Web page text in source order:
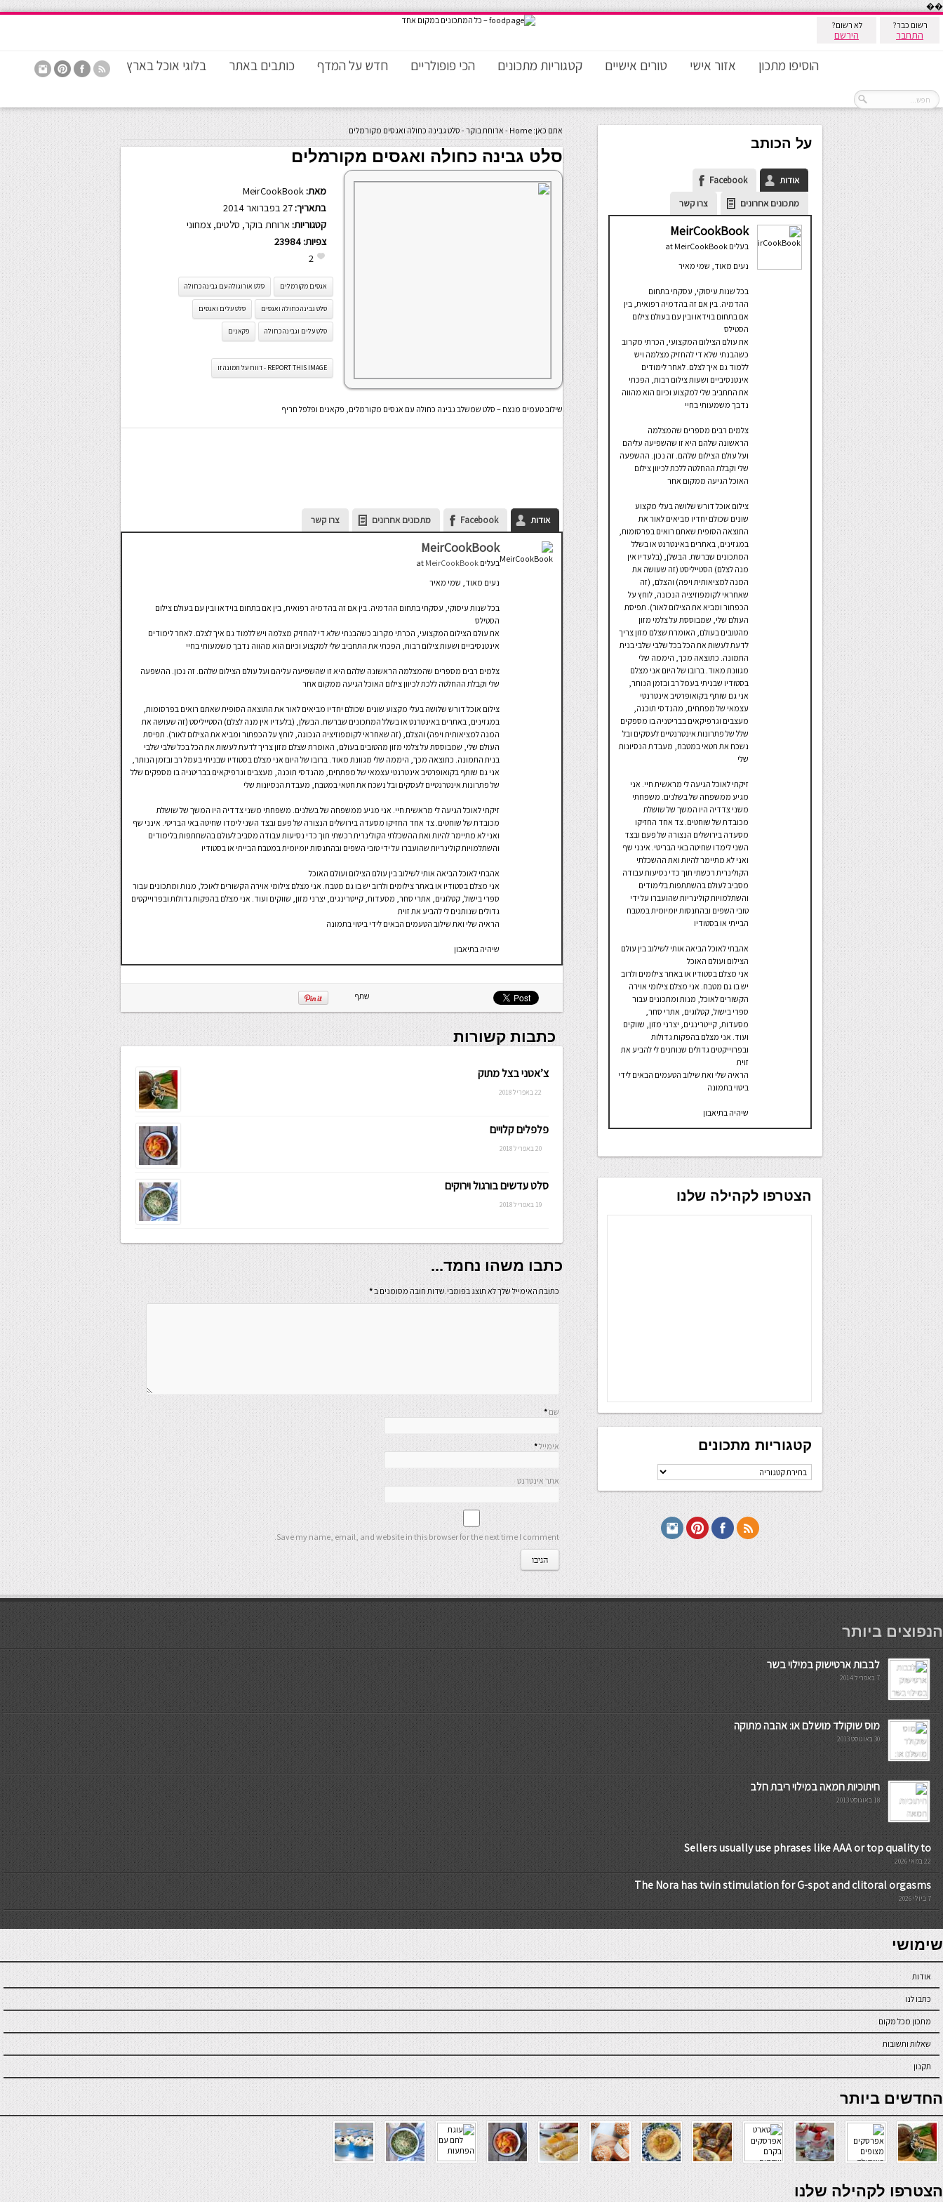
��
רשום כבר?
התחבר
לא רשום?
הירשם
הוסיפו מתכון אזור אישי טורים אישיים קטגוריות מתכונים הכי פופולריים חדש על המדף כותבים באתר בלוגי אוכל בארץ
אתם כאן: Home
-ארוחת בוקר- סלט גבינה כחולה ואגסים מקורמלים
סלט גבינה כחולה ואגסים מקורמלים
מאת: MeirCookBook
בתאריך:
קטגוריות: ארוחת בוקר, סלטים, צמחוני
צפיות: 23984
2
אגסים מקורמלים סלט אורוגולה עם גבינה כחולה
סלט גבינה כחולה ואגסים סלט עלים ואגסים
סלט עלים וגבינה כחולה פקאנים
REPORT THIS IMAGE - דווח על תמונה זו
שילוב טעמים מנצח – סלט שמשלב גבינה כחולה עם אגסים מקורמלים, פקאנים ופלפל חריף
אודות Facebook מתכונים אחרונים צרו קשר
MeirCookBook
בעלים MeirCookBook
נעים מאוד, שמי מאיר
בכל שנות עיסוקי, עסקתי בתחום ההדמיה. בין אם זה בהדמיה רפואית, בין אם בתחום בוידאו ובין עם בעולם צילום
הסטילס
את עולם הצילום המקצועי, הכרתי מקרוב כשהבנתי שלא די להחזיק מצלמה ויש ללמוד גם איך לצלם. לאחר לימודים
אינטנסיביים ושעות צילום רבות, הפכתי את התחביב שלי למקצוע וכיום הוא מהווה נדבך משמעותי בחיי
צלמים רבים מספרים שהמצלמה הראשונה שלהם היא זו שהשפיעה עליהם ועל עולם הצילום שלהם. זה נכון. ההשפעה
שלי וקבלת ההחלטה ללכת לכיוון צילום האוכל הגיעה ממקום אחר
צילום אוכל דורש שלושה בעלי מקצוע שונים שכולם יחדיו מביאים לאור את התוצאה הסופית שאתם רואים בפרסומות,
במגזינים, באתרים באינטרנט או בשלל המתכונים שברשת. הבשלן, (בלעדיו אין מנה לצלם) הסטייליסט (זה שעושה את
המנה למציאותית ויפה) והצלם, (זה שאחראי לקומפוזיציה הנכונה, לוחץ על הכפתור ומביא את הצילום לאור). תפיסת
העולם שלי, שמבוססת על צלמי מזון מהטובים בעולם, האומרת שצלם מזון צריך לדעת לעשות את הכל בכל שלבי שלבי
בנית התמונה. כתוצאה מכך, היממה שלי מגוונת מאוד. ברובו של היום אני מצלם בסטודיו שבניתי בעמל רב ובזמן הנותר,
אני גם שותף בקואופרטיב אינטרנטי עצמאי של מפתחים, מהנדסי תוכנה, מעצבים וגרפיקאים בבריטניה בו מספקים שלל
של פתרונות אינטרנטיים לעסקים ובל נשכח את חטאי במטבח, מעבדת הנסיונות שלי
זיקתי לאוכל הגיעה לי מראשית חיי. אני מגיע ממשפחה של בשלנים. משפחתי משני צדדיה היו המשך של שושלת
מכובדת של שוחטים. צד אחד החזיקו מסעדה בירושלים הנצורה של פעם ובצד השני לימדו שחיטה באי הבריטי. אינני שף
ואני לא מתיימר להיות ואת ההשכלתי הקולינרית רכשתי תוך כדי נסיעות עבודה מסביב לעולם בהשתתפות בלימודים
והשתלמויות קולינריות שהועברו על ידי טובי השפים ובהתנסות יומיומית במטבח הבייתי או בסטודיו
אהבתי לאוכל הביאה אותי לשילוב בין עולם הצילום ועולם האוכל
אני מצלם בסטודיו או באתר צילומים ולרוב יש בו גם מטבח. אני מצלם צילומי אוירה הקשורים לאוכל, מנות ומתכונים עבור
ספרי בישול, קטלוגים, אתרי סחר, מסעדות, קייטרינגים, יצרני מזון, שווקים ועוד. אני מצלם בהפקות גדולות ובפרוייקטים
גדולים שנותנים לי להביע את זוית
הראיה שלי ואת שילוב הטעמים הבאים לידי ביטוי בתמונה
שיהיה בתיאבון
שתף
כתבות קשורות
צ’אטני בצל מתוק
22 באפריל 2018
פלפלים קלויים
20 באפריל 2018
סלט עדשים בורגול וירוקים
19 באפריל 2018
כתבו משהו נחמד...
כתובת האימייל שלך לא תוצג בפומבי.שדות חובה מסומנים ב*
שם *
אימייל*
אתר אינטרנט
Save my name, email, and website in this browser for the next time I comment.
על הכותב
אודות
Facebook
מתכונים אחרונים
צרו קשר
MeirCookBook
בעלים MeirCookBook
נעים מאוד, שמי מאיר
בכל שנות עיסוקי, עסקתי בתחום
ההדמיה. בין אם זה בהדמיה רפואית, בין
אם בתחום בוידאו ובין עם בעולם צילום
הסטילס
את עולם הצילום המקצועי, הכרתי מקרוב
כשהבנתי שלא די להחזיק מצלמה ויש
ללמוד גם איך לצלם. לאחר לימודים
אינטנסיביים ושעות צילום רבות, הפכתי
את התחביב שלי למקצוע וכיום הוא מהווה
נדבך משמעותי בחיי
צלמים רבים מספרים שהמצלמה
הראשונה שלהם היא זו שהשפיעה עליהם
ועל עולם הצילום שלהם. זה נכון. ההשפעה
שלי וקבלת ההחלטה ללכת לכיוון צילום
האוכל הגיעה ממקום אחר
צילום אוכל דורש שלושה בעלי מקצוע
שונים שכולם יחדיו מביאים לאור את
התוצאה הסופית שאתם רואים בפרסומות,
במגזינים, באתרים באינטרנט או בשלל
המתכונים שברשת. הבשלן, (בלעדיו אין
מנה לצלם) הסטייליסט (זה שעושה את
המנה למציאותית ויפה) והצלם, (זה
שאחראי לקומפוזיציה הנכונה, לוחץ על
הכפתור ומביא את הצילום לאור). תפיסת
העולם שלי, שמבוססת על צלמי מזון
מהטובים בעולם, האומרת שצלם מזון צריך
לדעת לעשות את הכל בכל שלבי שלבי בנית
התמונה. כתוצאה מכך, היממה שלי
מגוונת מאוד. ברובו של היום אני מצלם
בסטודיו שבניתי בעמל רב ובזמן הנותר,
אני גם שותף בקואופרטיב אינטרנטי
עצמאי של מפתחים, מהנדסי תוכנה,
מעצבים וגרפיקאים בבריטניה בו מספקים
שלל של פתרונות אינטרנטיים לעסקים ובל
נשכח את חטאי במטבח, מעבדת הנסיונות
שלי
זיקתי לאוכל הגיעה לי מראשית חיי. אני
מגיע ממשפחה של בשלנים. משפחתי
משני צדדיה היו המשך של שושלת
מכובדת של שוחטים. צד אחד החזיקו
מסעדה בירושלים הנצורה של פעם ובצד
השני לימדו שחיטה באי הבריטי. אינני שף
ואני לא מתיימר להיות ואת ההשכלתי
הקולינרית רכשתי תוך כדי נסיעות עבודה
מסביב לעולם בהשתתפות בלימודים
והשתלמויות קולינריות שהועברו על ידי
טובי השפים ובהתנסות יומיומית במטבח
הבייתי או בסטודיו
אהבתי לאוכל הביאה אותי לשילוב בין עולם
הצילום ועולם האוכל
אני מצלם בסטודיו או באתר צילומים ולרוב
יש בו גם מטבח. אני מצלם צילומי אוירה
הקשורים לאוכל, מנות ומתכונים עבור
ספרי בישול, קטלוגים, אתרי סחר,
מסעדות, קייטרינגים, יצרני מזון, שווקים
ועוד. אני מצלם בהפקות גדולות
ובפרוייקטים גדולים שנותנים לי להביע את
זוית
הראיה שלי ואת שילוב הטעמים הבאים לידי
ביטוי בתמונה
שיהיה בתיאבון
הצטרפו לקהילה שלנו
קטגוריות מתכונים
קטגוריות
מתכונים
мостбет кг
הנפוצים ביותר
לבבות ארטישוק במילוי בשר
7 באפריל 2014
מוס שוקולד מושלם או: אהבה מתוקה
30 באוגוסט 2013
חיתוכיות חמאה במילוי ריבת חלב
18 באוגוסט 2013
Sellers usually use phrases like AAA or top quality to
22 במאי 2026
The Nora has twin stimulation for G-spot and clitoral orgasms
7 ביולי 2026
7slots
seriöse online casinos österreich
שימושי
אודות
כתבו לנו
מתכון מכל מקום
שאלות ותשובות
תקנון
online casino
החדשים ביותר
verde casino
הצטרפו לקהילה שלנו